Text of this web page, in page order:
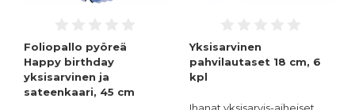
Foliopallo pyöreä
Happy birthday
yksisarvinen ja
sateenkaari, 45 cm
Yksisarvinen
pahvilautaset 18 cm, 6
kpl
Ihanat yksisarvis-aiheiset